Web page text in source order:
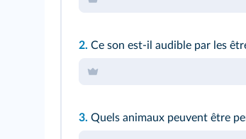
2. Ce son est-il audible par les
3. Quels animaux peuvent être